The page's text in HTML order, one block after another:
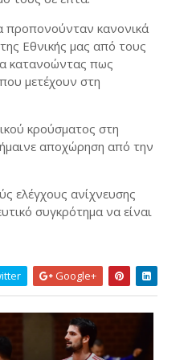
προπονούνταν κανονικά
Εθνικής μας από τους
κατανοώντας πως
μετέχουν στη
κρούσματος στη
αποχώρηση από την
ελέγχους ανίχνευσης
συγκρότημα να είναι
Google+